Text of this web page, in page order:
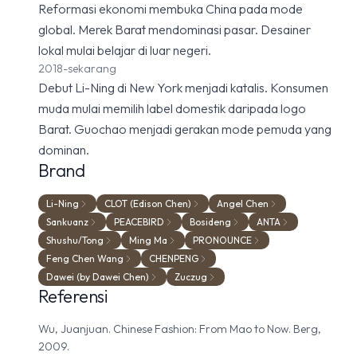
Reformasi ekonomi membuka China pada mode
global. Merek Barat mendominasi pasar. Desainer
lokal mulai belajar di luar negeri.
2018-sekarang
Debut Li-Ning di New York menjadi katalis. Konsumen
muda mulai memilih label domestik daripada logo
Barat. Guochao menjadi gerakan mode pemuda yang
dominan.
Brand
Li-Ning CLOT (Edison Chen)
Angel Chen
Sankuanz
PEACEBIRD Bosideng
ANTA
Shushu/Tong
Ming Ma
PRONOUNCE
Feng Chen Wang
CHENPENG
Dawei (by Dawei Chen)
Zuczug
Referensi
Wu, Juanjuan. Chinese Fashion: From Mao to Now. Berg,
2009.